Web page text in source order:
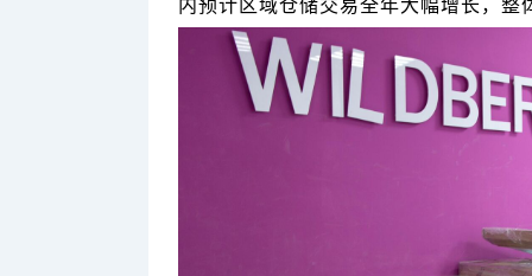
内预计区域仓储交易全年大幅增长，整